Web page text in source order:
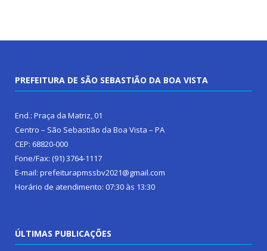
PREFEITURA DE SÃO SEBASTIÃO DA BOA VISTA
End.: Praça da Matriz, 01
Centro – São Sebastião da Boa Vista – PA
CEP: 68820-000
Fone/Fax: (91) 3764-1117
E-mail: prefeiturapmssbv2021@gmail.com
Horário de atendimento: 07:30 às 13:30
ÚLTIMAS PUBLICAÇÕES